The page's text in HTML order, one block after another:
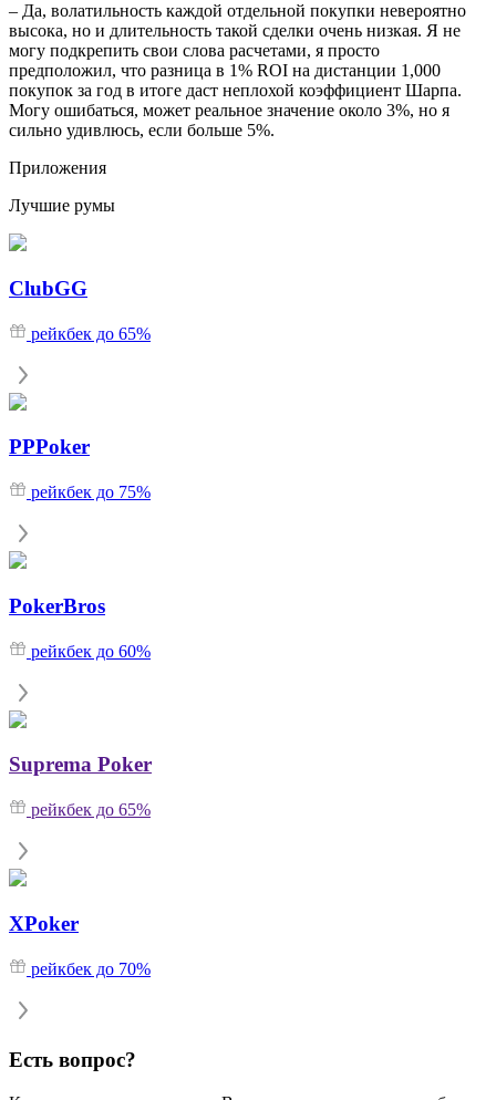
– Да, волатильность каждой отдельной покупки невероятно
высока, но и длительность такой сделки очень низкая. Я не
могу подкрепить свои слова расчетами, я просто
предположил, что разница в 1% ROI на дистанции 1,000
покупок за год в итоге даст неплохой коэффициент Шарпа.
Могу ошибаться, может реальное значение около 3%, но я
сильно удивлюсь, если больше 5%.
Приложения
Лучшие румы
ClubGG
рейкбек до 65%
PPPoker
рейкбек до 75%
PokerBros
рейкбек до 60%
Suprema Poker
рейкбек до 65%
XPoker
рейкбек до 70%
Есть вопрос?